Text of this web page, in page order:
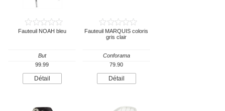
Fauteuil NOAH bleu
But
99.99
Détail
Fauteuil MARQUIS coloris
gris clair
Conforama
79.90
Détail